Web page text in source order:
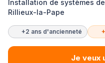
Installation de systèmes
Rillieux-la-Pape
+2 ans d'ancienneté
Je veux